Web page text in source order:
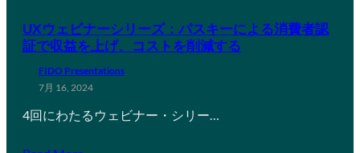
UXウェビナーシリーズ：パスキーによる消費者認
証で収益を上げ、コストを削減する
FIDO Presentations
7月 16, 2024
4回にわたるウェビナー・シリー…